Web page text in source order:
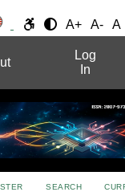
A+ A- A
Log
In
SEARCH